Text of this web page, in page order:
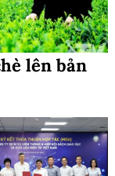
lên bản